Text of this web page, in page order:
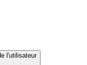
l'utilisateur